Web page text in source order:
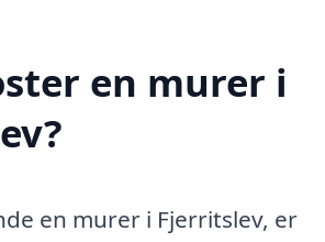
en murer i
en murer i Fjerritslev, er